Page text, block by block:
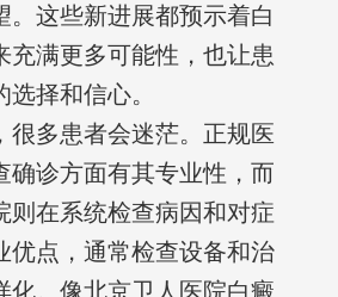
。这些新进展都预示着白
充满更多可能性，也让患
择和信心。
很多患者会迷茫。正规医
确诊方面有其专业性，而
则在系统检查病因和对症
优点，通常检查设备和治
化。像北京卫人医院白癜